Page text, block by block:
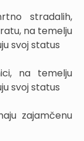
stradalih,
na temelju
svoj status
na temelju
svoj status
zajamčenu